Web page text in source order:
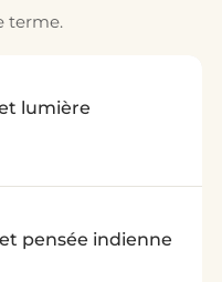
terme.
lumière
pensée indienne